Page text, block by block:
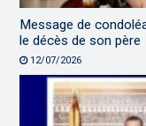
Message de
le décès de son père
12/07/2026